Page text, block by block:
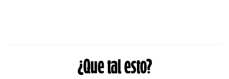
¿Que tal esto?